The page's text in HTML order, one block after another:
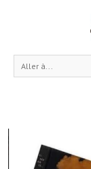
Aller à...